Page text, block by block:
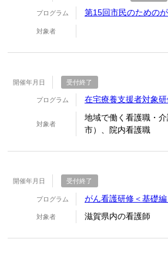
プログラム 第15回市民のための
対象者
開催年月日 受付終了
プログラム 在宅療養支援者対象
対象者
地域で働く看護職・
市）、院内看護職
開催年月日 受付終了
プログラム がん看護研修＜基礎編
対象者 滋賀県内の看護師